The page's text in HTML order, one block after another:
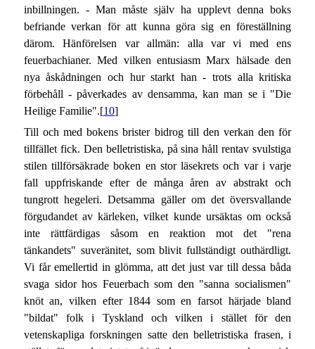
inbillningen. - Man måste själv ha upplevt denna boks
befriande verkan för att kunna göra sig en föreställning
därom. Hänförelsen var allmän: alla var vi med ens
feuerbachianer. Med vilken entusiasm Marx hälsade den
nya åskådningen och hur starkt han - trots alla kritiska
förbehåll - påverkades av densamma, kan man se i "Die
Heilige Familie".[10]
Till och med bokens brister bidrog till den verkan den för
tillfället fick. Den belletristiska, på sina håll rentav svulstiga
stilen tillförsäkrade boken en stor läsekrets och var i varje
fall uppfriskande efter de många åren av abstrakt och
tungrott hegeleri. Detsamma gäller om det översvallande
förgudandet av kärleken, vilket kunde ursäktas om också
inte rättfärdigas såsom en reaktion mot det "rena
tänkandets" suveränitet, som blivit fullständigt outhärdligt.
Vi får emellertid in glömma, att det just var till dessa båda
svaga sidor hos Feuerbach som den "sanna socialismen"
knöt an, vilken efter 1844 som en farsot härjade bland
"bildat" folk i Tyskland och vilken i stället för den
vetenskapliga forskningen satte den belletristiska frasen, i